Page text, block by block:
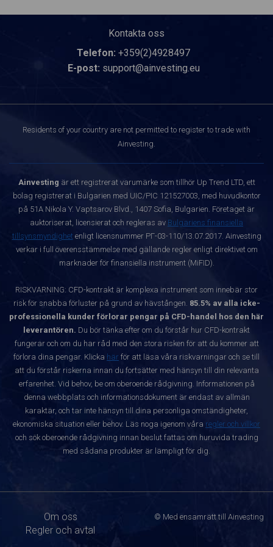
Kontakta oss
Telefon: +359(2)4928497
E-post: support@ainvesting.eu
Residents of your country are not permitted to register to trade with
Ainvesting.
Ainvesting är ett registrerat varumärke som tillhör Up Trend LTD, ett
bolag registrerat i Bulgarien med UIC/PIC 121527003, med huvudkontor
på 51A Nikola Y. Vaptsarov Blvd., 1407 Sofia, Bulgarien. Företaget är
auktoriserat, licensierat och regleras av Bulgariens finansiella
tillsynsmyndighetenligt licensnummer РГ-03-110/13.07.2017. Ainvesting
verkar i full överensstämmelse med gällande regler enligt direktivet om
marknader för finansiella instrument (MiFID).
RISKVARNING: CFD-kontrakt är komplexa instrument som innebär stor
risk för snabba förluster på grund av hävstången. 85.5% av alla icke-
professionella kunder förlorar pengar på CFD-handel hos den här
leverantören. Du bör tänka efter om du förstår hur CFD-kontrakt
fungerar och om du har råd med den stora risken för att du kommer att
förlora dina pengar. Klicka här för att läsa våra riskvarningar och se till
att du förstår riskerna innan du fortsätter med hänsyn till din relevanta
erfarenhet. Vid behov, be om oberoende rådgivning. Informationen på
denna webbplats och informationsdokument är endast av allmän
karaktär, och tar inte hänsyn till dina personliga omständigheter,
ekonomiska situation eller behov. Läs noga igenom våra regler och villkor
och sök oberoende rådgivning innan beslut fattas om huruvida trading
med sådana produkter är lämpligt för dig.
Om oss
Regler och avtal
© Med ensamrätt till Ainvesting